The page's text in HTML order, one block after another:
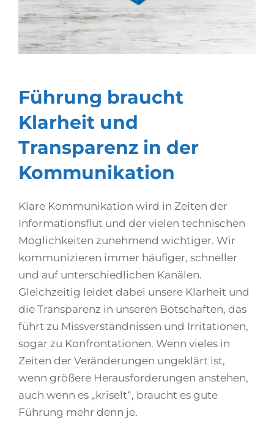
Führung braucht
Klarheit und
Transparenz in der
Kommunikation
Klare Kommunikation wird in Zeiten der
Informationsflut und der vielen technischen
Möglichkeiten zunehmend wichtiger. Wir
kommunizieren immer häufiger, schneller
und auf unterschiedlichen Kanälen.
Gleichzeitig leidet dabei unsere Klarheit und
die Transparenz in unseren Botschaften, das
führt zu Missverständnissen und Irritationen,
sogar zu Konfrontationen. Wenn vieles in
Zeiten der Veränderungen ungeklärt ist,
wenn größere Herausforderungen anstehen,
auch wenn es „kriselt“, braucht es gute
Führung mehr denn je.